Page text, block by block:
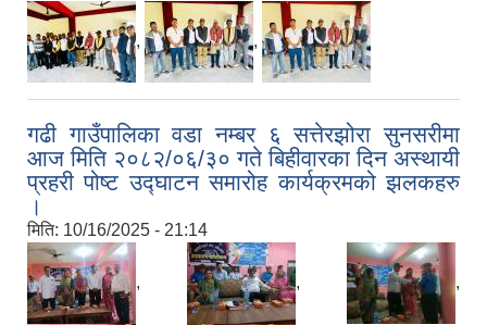
, ,
गढी गाउँपालिका वडा नम्बर ६ सत्तेरझोरा सुनसरीमा
आज मिति २०८२/०६/३० गते बिहीवारका दिन अस्थायी
प्रहरी पोष्ट उद्घाटन समारोह कार्यक्रमको झलकहरु
।
मिति: 10/16/2025 - 21:14
, , ,